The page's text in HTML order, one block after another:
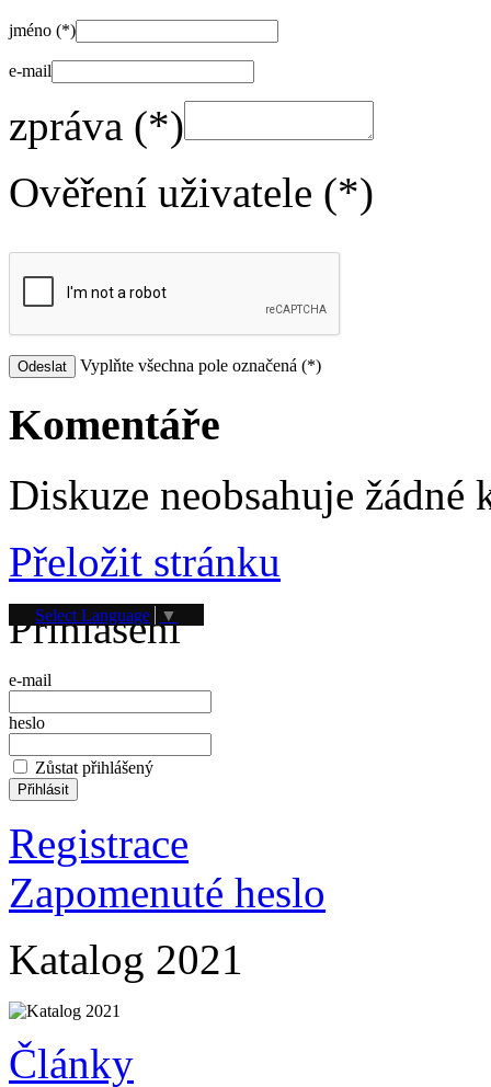
jméno (*)
e-mail
zpráva (*)
Ověření uživatele (*)
Vyplňte všechna pole označená (*)
Komentáře
Diskuze neobsahuje žádné
Přeložit stránku
Select Language ▼
Přihlášení
e-mail
heslo
Zůstat přihlášený
Registrace
Zapomenuté heslo
Katalog 2021
Články